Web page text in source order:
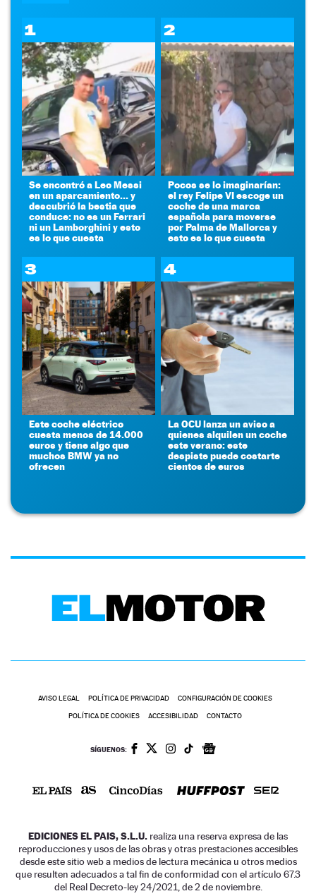
1
Se encontró a Leo Messi
en un aparcamiento... y
descubrió la bestia que
conduce: no es un Ferrari
ni un Lamborghini y esto
es lo que cuesta
2
Pocos se lo imaginarían:
el rey Felipe VI escoge un
coche de una marca
española para moverse
por Palma de Mallorca y
esto es lo que cuesta
3
Este coche eléctrico
cuesta menos de 14.000
euros y tiene algo que
muchos BMW ya no
ofrecen
4
La OCU lanza un aviso a
quienes alquilen un coche
este verano: este
despiste puede costarte
cientos de euros
AVISO LEGAL POLÍTICA DE PRIVACIDAD CONFIGURACIÓN DE COOKIES
POLÍTICA DE COOKIES ACCESIBILIDAD CONTACTO
SÍGUENOS:
EDICIONES EL PAIS, S.L.U. realiza una reserva expresa de las
reproducciones y usos de las obras y otras prestaciones accesibles
desde este sitio web a medios de lectura mecánica u otros medios
que resulten adecuados a tal fin de conformidad con el artículo 67.3
del Real Decreto-ley 24/2021, de 2 de noviembre.